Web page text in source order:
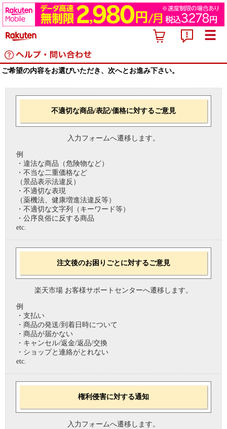
ご希望の内容をお選びいただき、次へとお進み下さい。
不適切な商品/表記/価格に対するご意見
入力フォームへ遷移します。
例
・違法な商品（危険物など）
・不当な二重価格など
（景品表示法違反）
・不適切な表現
（薬機法、健康増進法違反等）
・不適切な文字列（キーワード等）
・公序良俗に反する商品
etc.
注文後のお困りごとに対するご意見
楽天市場 お客様サポートセンターへ遷移します。
例
・支払い
・商品の発送/到着日時について
・商品が届かない
・キャンセル/返金/返品/交換
・ショップと連絡がとれない
etc.
権利侵害に対する通知
入力フォームへ遷移します。